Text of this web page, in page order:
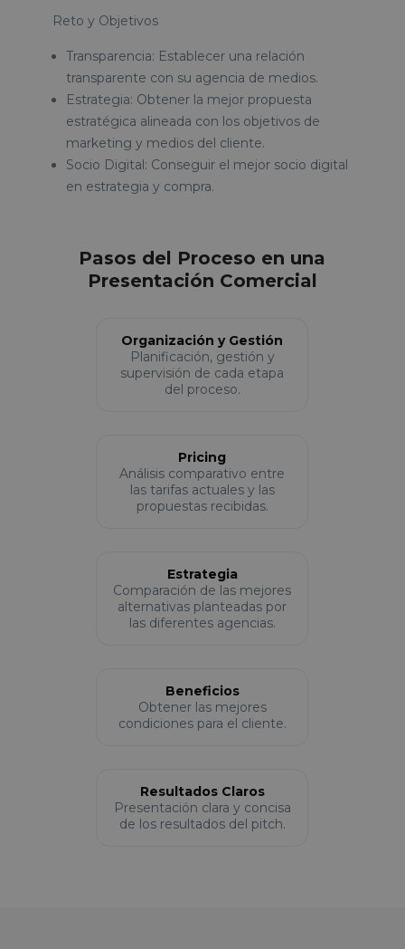
Reto y Objetivos
Transparencia: Establecer una relación
transparente con su agencia de medios.
Estrategia: Obtener la mejor propuesta
estratégica alineada con los objetivos de
marketing y medios del cliente.
Socio Digital: Conseguir el mejor socio digital
en estrategia y compra.
Pasos del Proceso en una
Presentación Comercial
Organización y Gestión
Planificación, gestión y
supervisión de cada etapa
del proceso.
Pricing
Análisis comparativo entre
las tarifas actuales y las
propuestas recibidas.
Estrategia
Comparación de las mejores
alternativas planteadas por
las diferentes agencias.
Beneficios
Obtener las mejores
condiciones para el cliente.
Resultados Claros
Presentación clara y concisa
de los resultados del pitch.